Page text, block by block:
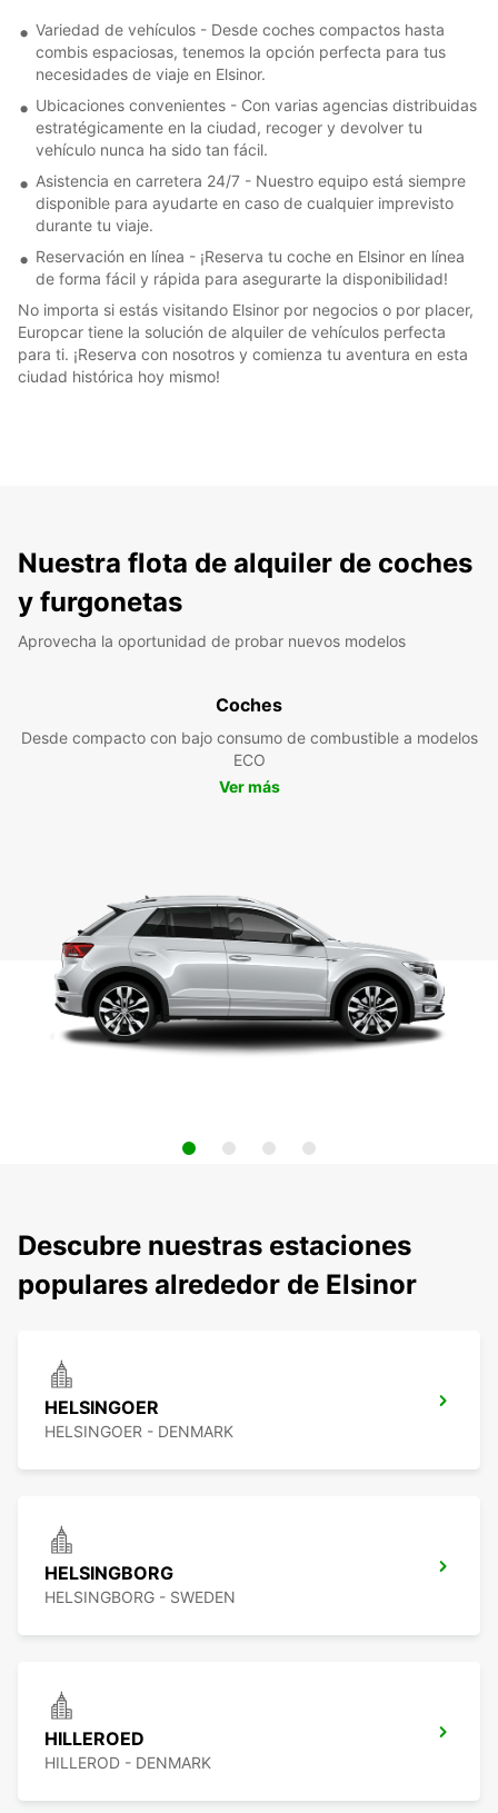
Variedad de vehículos - Desde coches compactos hasta
combis espaciosas, tenemos la opción perfecta para tus
necesidades de viaje en Elsinor.
Ubicaciones convenientes - Con varias agencias distribuidas
estratégicamente en la ciudad, recoger y devolver tu
vehículo nunca ha sido tan fácil.
Asistencia en carretera 24/7 - Nuestro equipo está siempre
disponible para ayudarte en caso de cualquier imprevisto
durante tu viaje.
Reservación en línea - ¡Reserva tu coche en Elsinor en línea
de forma fácil y rápida para asegurarte la disponibilidad!
No importa si estás visitando Elsinor por negocios o por placer,
Europcar tiene la solución de alquiler de vehículos perfecta
para ti. ¡Reserva con nosotros y comienza tu aventura en esta
ciudad histórica hoy mismo!
Nuestra flota de alquiler de coches
y furgonetas
Aprovecha la oportunidad de probar nuevos modelos
Coches
Desde compacto con bajo consumo de combustible a modelos
ECO
Ver más
Descubre nuestras estaciones
populares alrededor de Elsinor
HELSINGOER
HELSINGOER - DENMARK
HELSINGBORG
HELSINGBORG - SWEDEN
HILLEROED
HILLEROD - DENMARK